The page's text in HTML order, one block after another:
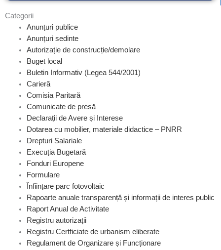
Categorii
Anunțuri publice
Anunțuri sedinte
Autorizație de construcție/demolare
Buget local
Buletin Informativ (Legea 544/2001)
Carieră
Comisia Paritară
Comunicate de presă
Declarații de Avere și Interese
Dotarea cu mobilier, materiale didactice – PNRR
Drepturi Salariale
Execuția Bugetară
Fonduri Europene
Formulare
Înființare parc fotovoltaic
Rapoarte anuale transparență și informații de interes public
Raport Anual de Activitate
Registru autorizații
Registru Certficiate de urbanism eliberate
Regulament de Organizare și Funcționare